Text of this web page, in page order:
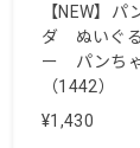
【NEW】パ
ダ ぬいぐ
ー パンち
（1442）
¥1,430